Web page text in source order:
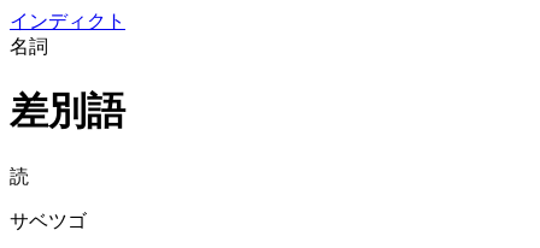
インディクト
名詞
差別語
読
サベツゴ